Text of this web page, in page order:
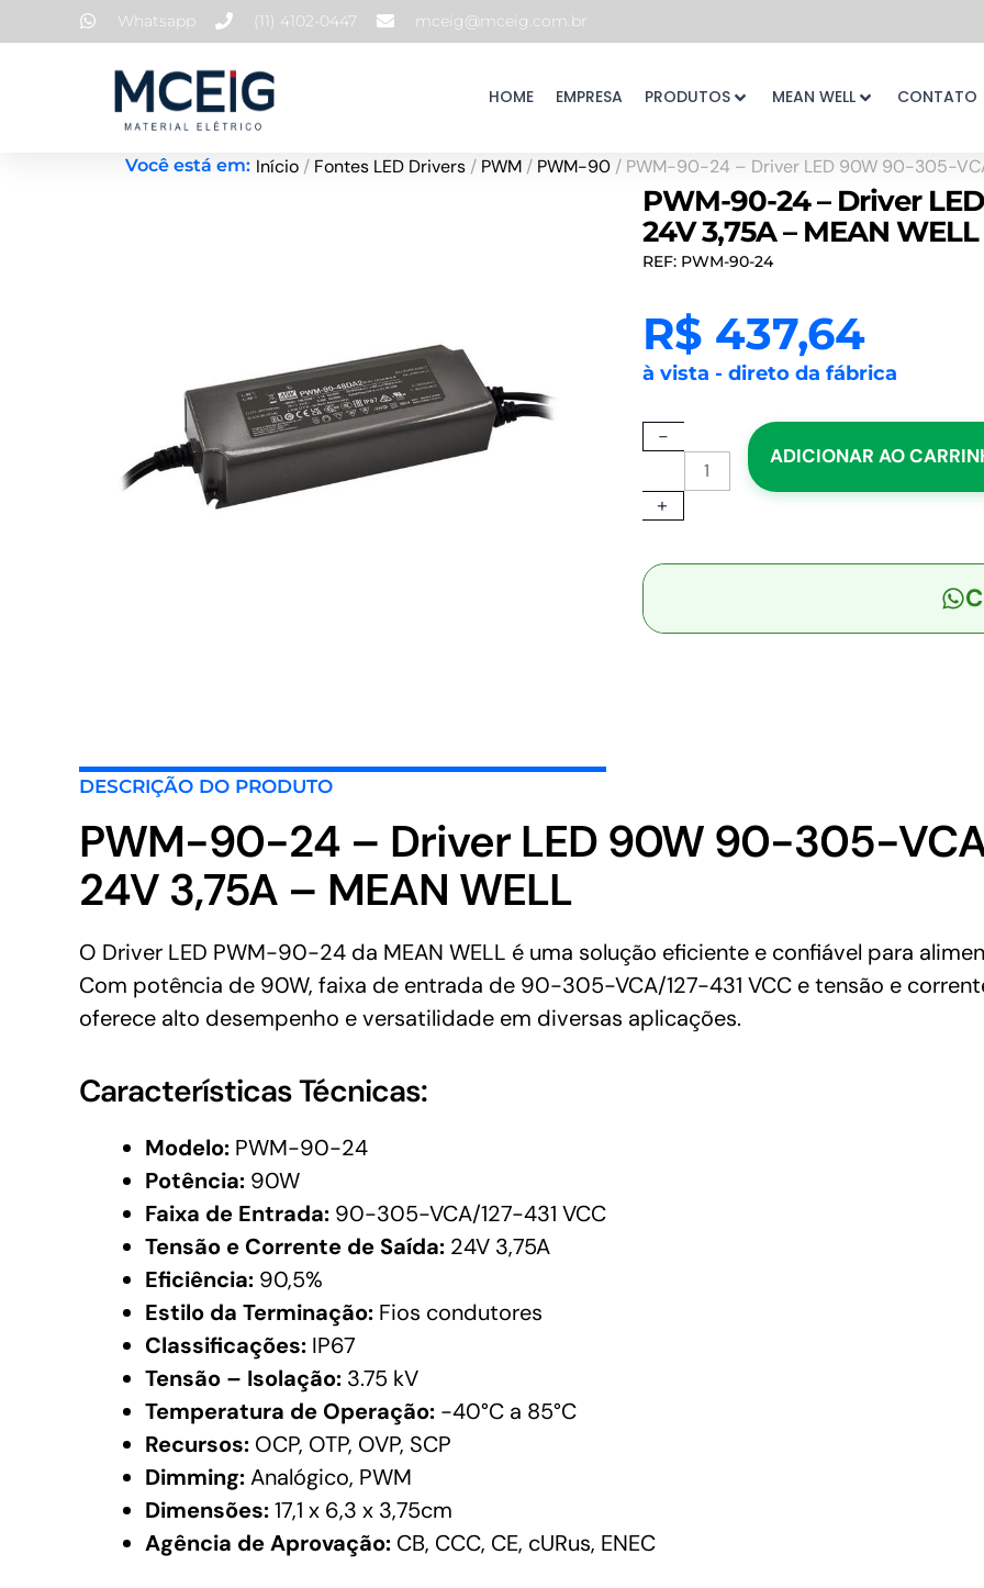
para
Whatsapp (11) 4102-0447 mceig@mceig.com.br
HOME EMPRESA PRODUTOS MEAN WELL CONTATO
Você está em: Início / Fontes LED Drivers / PWM / PWM-90 / PWM-90-24 – Driver LED 90W 90-305-
PWM-90-24 – Driver
24V 3,75A – MEAN WELL
REF: PWM-90-24
R$ 437,64
à vista - direto da fábrica
-
PWM-
24
-
LED
90-
-
+
ADICIONAR AO
DESCRIÇÃO DO PRODUTO
PWM-90-24 – Driver LED 90W 90-305-
24V 3,75A – MEAN WELL
O Driver LED PWM-90-24 da MEAN WELL é uma solução eficiente e confiável para
Com potência de 90W, faixa de entrada de 90-305-VCA/127-431 VCC e tensão e
oferece alto desempenho e versatilidade em diversas aplicações.
Características Técnicas:
Modelo: PWM-90-24
Potência: 90W
Faixa de Entrada: 90-305-VCA/127-431 VCC
Tensão e Corrente de Saída: 24V 3,75A
Eficiência: 90,5%
Estilo da Terminação: Fios condutores
Classificações: IP67
Tensão – Isolação: 3.75 kV
Temperatura de Operação: -40°C a 85°C
Recursos: OCP, OTP, OVP, SCP
Dimming:Analógico, PWM
Dimensões:17,1 x 6,3 x 3,75cm
Agência de Aprovação: CB, CCC, CE, cURus, ENEC